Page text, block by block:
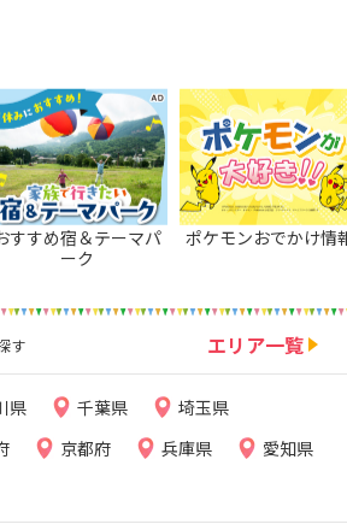
すすめ宿＆テーマパ
ーク
ポケモンおでかけ情
す エリア一覧
県 千葉県
埼玉県
京都府 兵庫県
愛知県